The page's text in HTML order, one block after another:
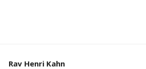
Rav Henri Kahn